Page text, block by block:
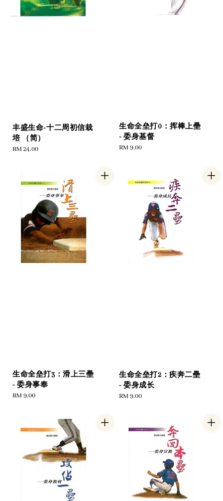
丰盛生命-十二周初信栽
培 （简）
Regular
RM 24.00
生命全垒打0：挥棒上壘
- 委身基督
Regular
RM 9.00
生命全垒打3：滑上三壘
- 委身事奉
Regular
RM 9.00
生命全垒打2：疾奔二壘
- 委身成长
Regular
RM 9.00